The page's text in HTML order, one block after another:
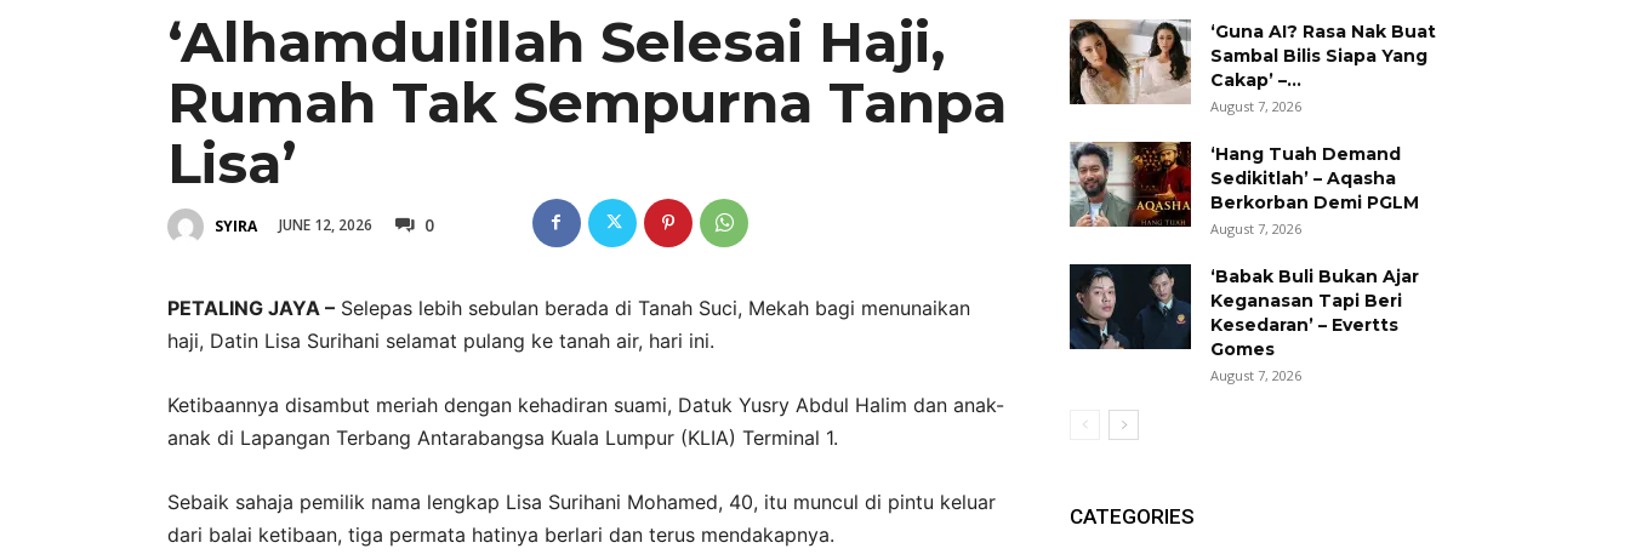
‘Alhamdulillah Selesai Haji,
Rumah Tak Sempurna Tanpa
Lisa’
SYIRA JUNE 12, 2026 0
PETALING JAYA – Selepas lebih sebulan berada di Tanah Suci, Mekah bagi menunaikan
haji, Datin Lisa Surihani selamat pulang ke tanah air, hari ini.
Ketibaannya disambut meriah dengan kehadiran suami, Datuk Yusry Abdul Halim dan anak-
anak di Lapangan Terbang Antarabangsa Kuala Lumpur (KLIA) Terminal 1.
Sebaik sahaja pemilik nama lengkap Lisa Surihani Mohamed, 40, itu muncul di pintu keluar
dari balai ketibaan, tiga permata hatinya berlari dan terus mendakapnya.
‘Guna AI? Rasa Nak Buat
Sambal Bilis Siapa Yang
Cakap’ –...
August 7, 2026
‘Hang Tuah Demand
Sedikitlah’ – Aqasha
Berkorban Demi PGLM
August 7, 2026
‘Babak Buli Bukan Ajar
Keganasan Tapi Beri
Kesedaran’ – Evertts
Gomes
August 7, 2026
CATEGORIES